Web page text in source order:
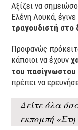
Αξίζει να
Ελένη Λουκά,
τραγουδιστή στο
Προφανώς
κάποιοι να έχουν
του πασίγνωστου
πρέπει να
Δείτε όλα
εκπομπή